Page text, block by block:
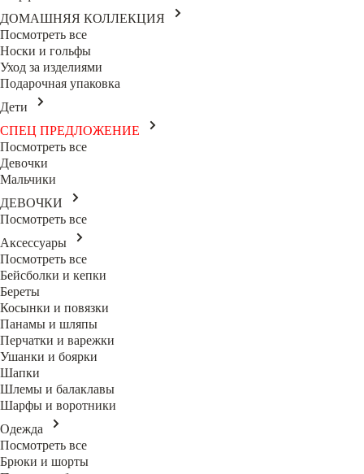
ДОМАШНЯЯ КОЛЛЕКЦИЯ
Посмотреть все
Носки и гольфы
Уход за изделиями
Подарочная упаковка
Дети
СПЕЦ ПРЕДЛОЖЕНИЕ
Посмотреть все
Девочки
Мальчики
ДЕВОЧКИ
Посмотреть все
Аксессуары
Посмотреть все
Бейсболки и кепки
Береты
Косынки и повязки
Панамы и шляпы
Перчатки и варежки
Ушанки и боярки
Шапки
Шлемы и балаклавы
Шарфы и воротники
Одежда
Посмотреть все
Брюки и шорты